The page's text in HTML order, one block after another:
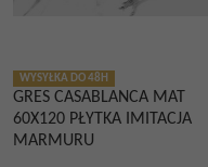
WYSYŁKA DO 48H
GRES CASABLANCA MAT
60X120 PŁYTKA IMITACJA
MARMURU